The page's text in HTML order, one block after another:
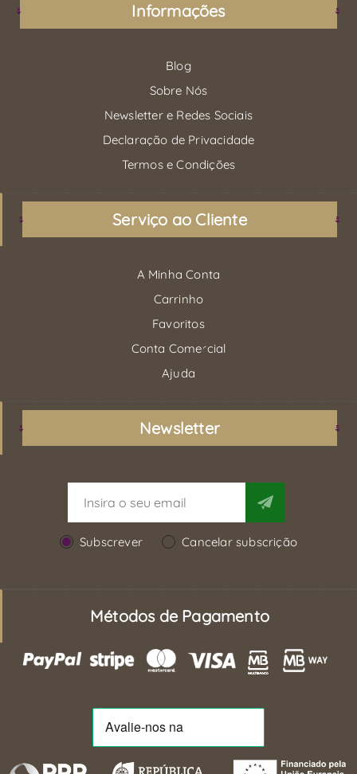
Informações
Blog
Sobre Nós
Newsletter e Redes Sociais
Declaração de Privacidade
Termos e Condições
Serviço ao Cliente
A Minha Conta
Carrinho
Favoritos
Conta Comercial
Ajuda
Newsletter
Subscrever Cancelar subscrição
Métodos de Pagamento